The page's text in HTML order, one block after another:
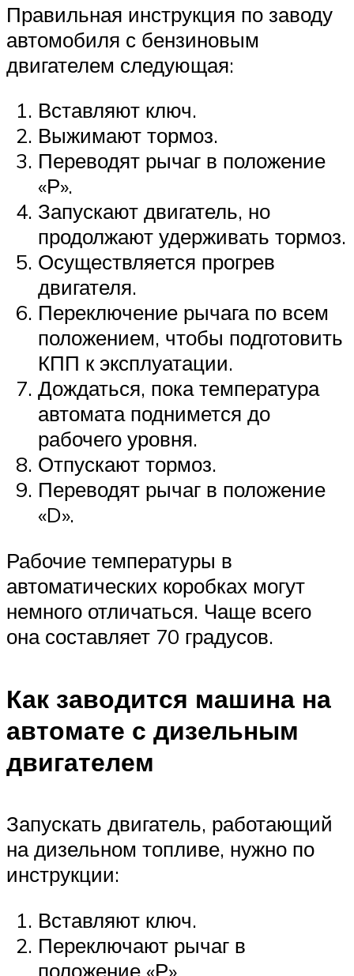
Правильная инструкция по заводу
автомобиля с бензиновым
двигателем следующая:
Вставляют ключ.
Выжимают тормоз.
Переводят рычаг в положение
«Р».
Запускают двигатель, но
продолжают удерживать тормоз.
Осуществляется прогрев
двигателя.
Переключение рычага по всем
положением, чтобы подготовить
КПП к эксплуатации.
Дождаться, пока температура
автомата поднимется до
рабочего уровня.
Отпускают тормоз.
Переводят рычаг в положение
«D».
Рабочие температуры в
автоматических коробках могут
немного отличаться. Чаще всего
она составляет 70 градусов.
Как заводится машина на
автомате с дизельным
двигателем
Запускать двигатель, работающий
на дизельном топливе, нужно по
инструкции:
Вставляют ключ.
Переключают рычаг в
положение «Р».